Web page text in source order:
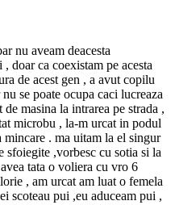
nu aveam deacesta
, doar ca coexistam pe acesta
de acest gen , a avut copilu
se poate ocupa caci lucreaza
masina la intrarea pe strada ,
microbu , la-m urcat in podul
mincare . ma uitam la el singur
sfoiegite ,vorbesc cu sotia si la
tata o voliera cu vro 6
, am urcat am luat o femela
scoteau pui ,eu aduceam pui ,